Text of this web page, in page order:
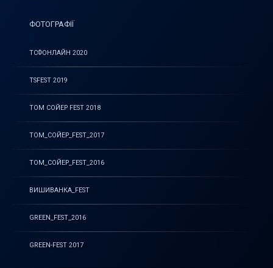
ФОТОГРАФІЇ
ТСФОНЛАЙН 2020
TSFEST 2019
ТОМ СОЙЕР FEST 2018
ТОМ_СОЙЕР_FEST_2017
ТОМ_СОЙЕР_FEST_2016
ВИШИВАНКА_FEST
GREEN_FEST_2016
GREEN-FEST 2017